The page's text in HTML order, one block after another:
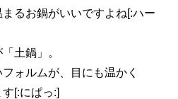
るお鍋がいいですよね[:ハー
土鍋」。
ォルムが、目にも温かく
[:にぱっ:]